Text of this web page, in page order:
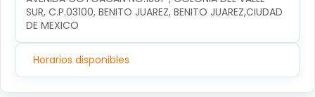
SUR, C.P.03100, BENITO JUAREZ, BENITO JUAREZ,CIUDAD
DE MEXICO
Horarios disponibles